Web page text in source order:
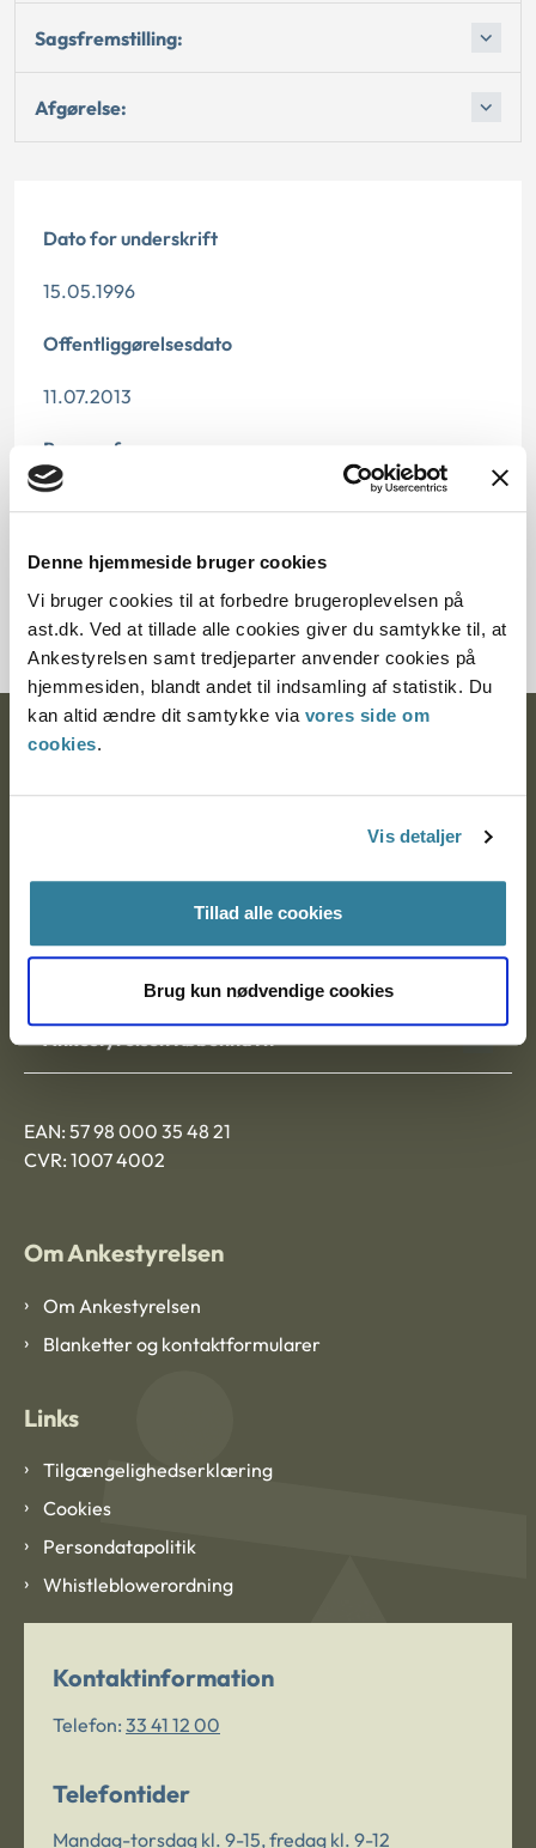
Denne hjemmeside bruger cookies
Vi bruger cookies til at forbedre brugeroplevelsen på
ast.dk. Ved at tillade alle cookies giver du samtykke til, at
Ankestyrelsen samt tredjeparter anvender cookies på
hjemmesiden, blandt andet til indsamling af statistik. Du
kan altid ændre dit samtykke via vores side om
cookies.
Vis detaljer
Tillad alle cookies
Brug kun nødvendige cookies
Sagsfremstilling:
Afgørelse:
Dato for underskrift
15.05.1996
Offentliggørelsesdato
11.07.2013
Paragraf
Journalnummer
21486-95
Ankestyrelsen
Postadresse:
9000 Aalborg
Ankestyrelsen København
EAN: 57 98 000 35 48 21
CVR: 1007 4002
Om Ankestyrelsen
Om Ankestyrelsen
Blanketter og kontaktformularer
Links
Tilgængelighedserklæring
Cookies
Persondatapolitik
Whistleblowerordning
Kontaktinformation
Telefon: 33 41 12 00
Telefontider
Mandag-torsdag kl. 9-15, fredag kl. 9-12